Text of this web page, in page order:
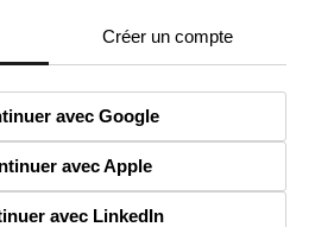
Créer un compte
avec Google
avec Apple
avec LinkedIn